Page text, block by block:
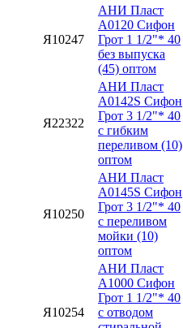
Я10247
АНИ Пласт
A0120 Сифон
Грот 1 1/2"* 40
без выпуска
(45) оптом
Я22322
АНИ Пласт
A0142S Сифон
Грот 3 1/2"* 40
с гибким
переливом (10)
оптом
Я10250
АНИ Пласт
A0145S Сифон
Грот 3 1/2"* 40
с переливом
мойки (10)
оптом
Я10254
АНИ Пласт
A1000 Сифон
Грот 1 1/2"* 40
с отводом